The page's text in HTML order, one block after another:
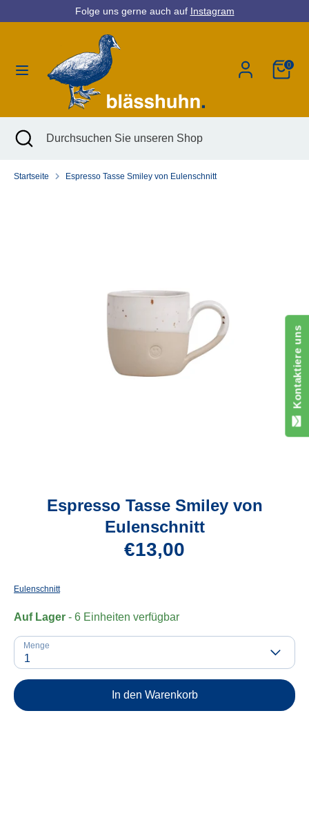
zum
Folge uns gerne auch auf Instagram
0
Währung
SuchenDurchsuchen
Sie
unseren
Shop
SuchenDurchsuchen
Shop
Suche
schließen
Startseite Espresso Tasse Smiley von Eulenschnitt
Espresso Tasse Smiley von
Eulenschnitt
€13,00
Eulenschnitt
Auf Lager - 6 Einheiten verfügbar
Menge
1
In den Warenkorb
Kontaktiere uns